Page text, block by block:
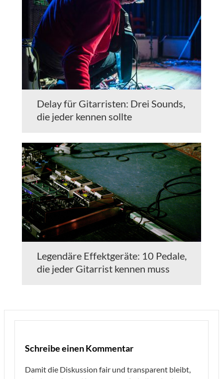
Delay für Gitarristen: Drei Sounds,
die jeder kennen sollte
Legendäre Effektgeräte: 10 Pedale,
die jeder Gitarrist kennen muss
Schreibe einen Kommentar
Damit die Diskussion fair und transparent bleibt,